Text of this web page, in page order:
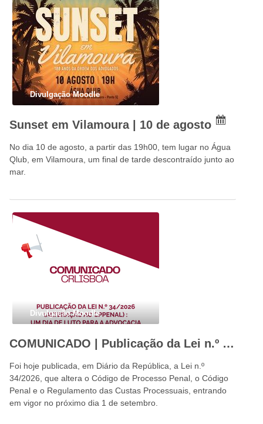
Divulgação Moodle
Sunset em Vilamoura | 10 de agosto
No dia 10 de agosto, a partir das 19h00, tem lugar no Água
Qlub, em Vilamoura, um final de tarde descontraído junto ao
mar.
Divulgação Moodle
COMUNICADO | Publicação da Lei n.º 34/2026: um dia de luto para a advocacia portuguesa e para o Estado de Direito
Foi hoje publicada, em Diário da República, a Lei n.º
34/2026, que altera o Código de Processo Penal, o Código
Penal e o Regulamento das Custas Processuais, entrando
em vigor no próximo dia 1 de setembro.